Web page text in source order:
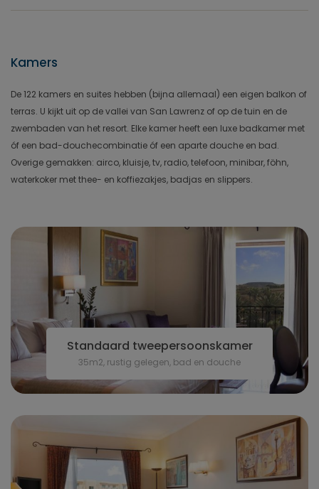
Kamers
De 122 kamers en suites hebben (bijna allemaal) een eigen balkon of
terras. U kijkt uit op de vallei van San Lawrenz of op de tuin en de
zwembaden van het resort. Elke kamer heeft een luxe badkamer met
óf een bad-douchecombinatie óf een aparte douche en bad.
Overige gemakken: airco, kluisje, tv, radio, telefoon, minibar, föhn,
waterkoker met thee- en koffiezakjes, badjas en slippers.
Standaard tweepersoonskamer
35m2, rustig gelegen, bad en douche